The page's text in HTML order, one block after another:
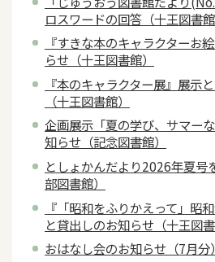
ロスワードの回答（十王図書館
『すきな本のキャラクターお
らせ（十王図書館）
『本のキャラクター展』展示
（十王図書館）
企画展示「夏の学び、サマー
知らせ（記念図書館）
としょかんだより2026年夏号
部図書館）
『「昭和をふりかえって」昭
と貸出しのお知らせ（十王図書
おはなし会のお知らせ（7月分）